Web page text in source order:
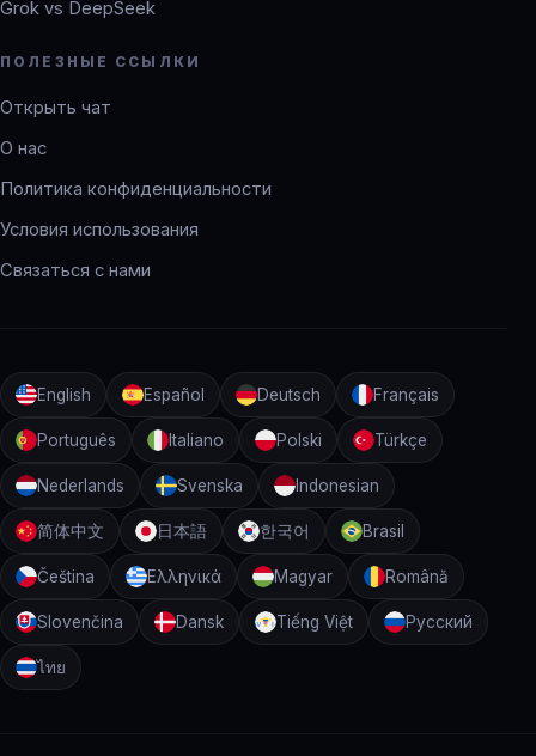
Grok vs DeepSeek
ПОЛЕЗНЫЕ ССЫЛКИ
Открыть чат
О нас
Политика конфиденциальности
Условия использования
Связаться с нами
English Español Deutsch Français
Português Italiano Polski Türkçe
Nederlands Svenska Indonesian
简体中文 日本語 한국어 Brasil
Čeština Ελληνικά Magyar Română
Slovenčina Dansk Tiếng Việt Русский
ไทย